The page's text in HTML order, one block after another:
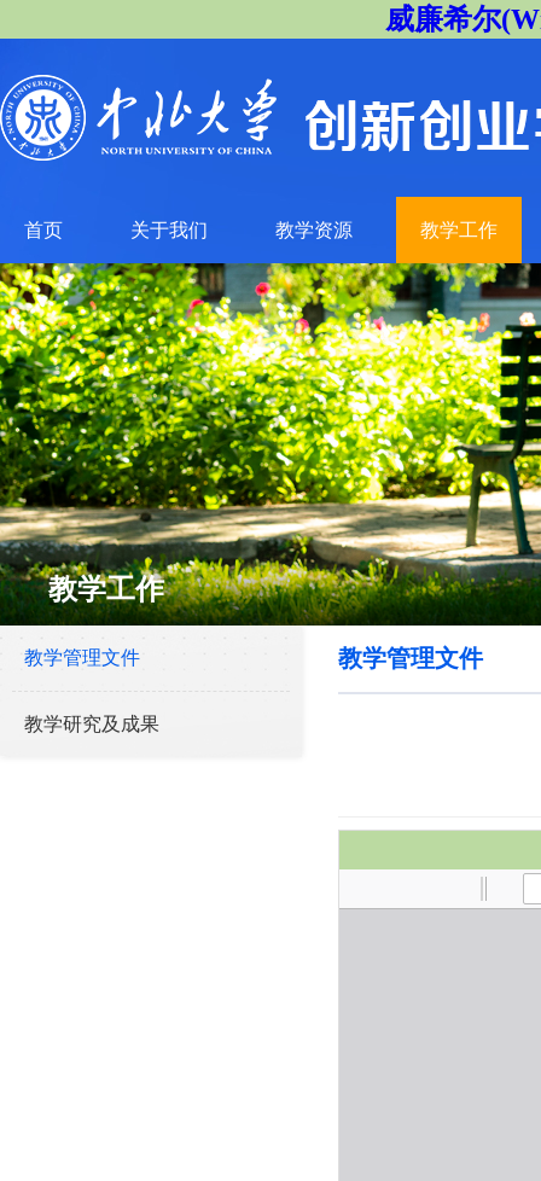
威廉希尔
首页 关于我们 教学资源 教学工作
教学工作
教学管理文件
教学研究及成果
教学管理文件